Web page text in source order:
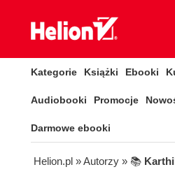
Kategorie Książki Ebooki
Audiobooki Promocje
Darmowe ebooki
Helion.pl » Autorzy » 📚